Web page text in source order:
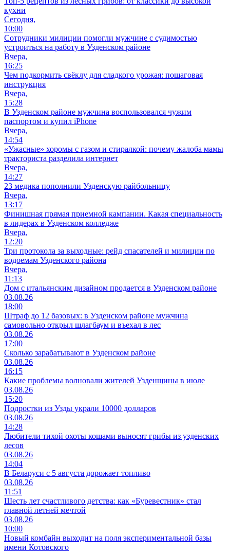
кухни
Сегодня,
10:00
Сотрудники милиции помогли мужчине с судимостью
устроиться на работу в Узденском районе
Вчера,
16:25
Чем подкормить свёклу для сладкого урожая: пошаговая
инструкция
Вчера,
15:28
В Узденском районе мужчина воспользовался чужим
паспортом и купил iPhone
Вчера,
14:54
«Ужасные» хоромы с газом и стиралкой: почему жалоба мамы
тракториста разделила интернет
Вчера,
14:27
23 медика пополнили Узденскую райбольницу
Вчера,
13:17
Финишная прямая приемной кампании. Какая специальность
в лидерах в Узденском колледже
Вчера,
12:20
Три протокола за выходные: рейд спасателей и милиции по
водоемам Узденского района
Вчера,
11:13
Дом с итальянским дизайном продается в Узденском районе
03.08.26
18:00
Штраф до 12 базовых: в Узденском районе мужчина
самовольно открыл шлагбаум и въехал в лес
03.08.26
17:00
Сколько зарабатывают в Узденском районе
03.08.26
16:15
Какие проблемы волновали жителей Узденщины в июле
03.08.26
15:20
Подростки из Узды украли 10000 долларов
03.08.26
14:28
Любители тихой охоты кошами выносят грибы из узденских
лесов
03.08.26
14:04
В Беларуси с 5 августа дорожает топливо
03.08.26
11:51
Шесть лет счастливого детства: как «Буревестник» стал
главной летней мечтой
03.08.26
10:00
Новый комбайн выходит на поля экспериментальной базы
имени Котовского